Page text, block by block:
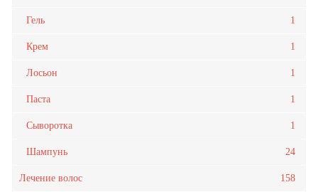
Гель 1
Крем 1
Лосьон 1
Паста 1
Сыворотка 1
Шампунь 24
Лечение волос 158